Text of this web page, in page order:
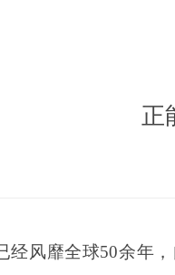
正
经风靡全球50余年